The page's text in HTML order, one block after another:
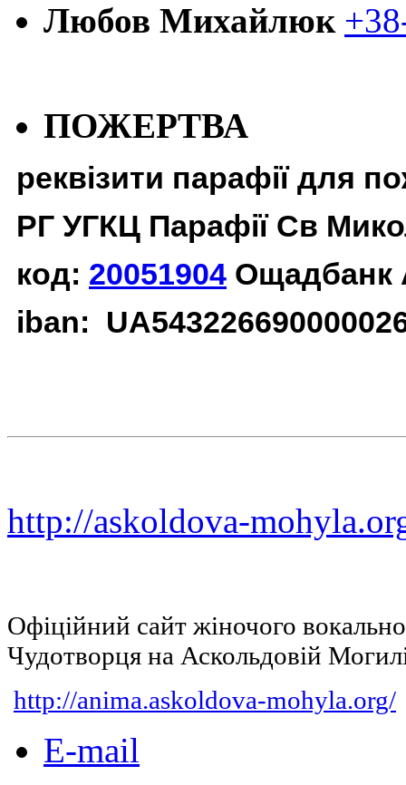
Любов Михайлюк
ПОЖЕРТВА
реквізити парафії для
РГ УГКЦ Парафії Св
код: 20051904 Ощадбанк
iban:
http://askoldova-
Офіційний сайт жіночого
Чудотворця на Аскольдовій
http://anima.askoldova-mohyla.org/
E-mail